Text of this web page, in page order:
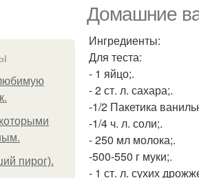
Домашние
пирог).
Ингредиенты:
Для теста:
- 1 яйцо;.
- 2 ст. л. сахара;.
-1/2 Пакетика
-1/4 ч. л. соли;.
- 250 мл молока;.
-500-550 г муки;.
- 1 ст. л. сухих